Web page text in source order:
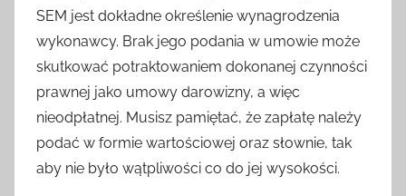
SEM jest dokładne określenie wynagrodzenia
wykonawcy. Brak jego podania w umowie może
skutkować potraktowaniem dokonanej czynności
prawnej jako umowy darowizny, a więc
nieodpłatnej. Musisz pamiętać, że zapłatę należy
podać w formie wartościowej oraz słownie, tak
aby nie było wątpliwości co do jej wysokości.